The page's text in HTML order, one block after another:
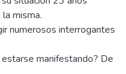
misma.
numerosos interrogantes
manifestando? De